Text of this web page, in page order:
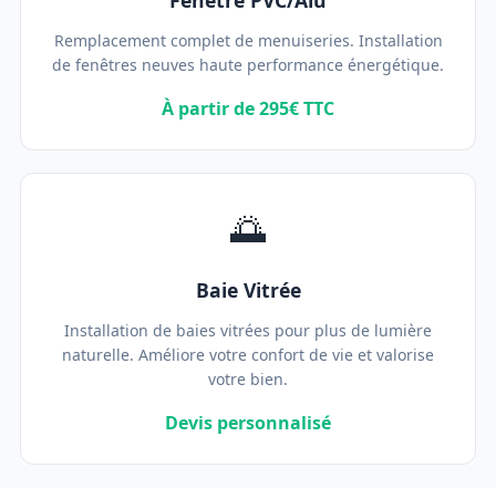
Remplacement complet de menuiseries. Installation
de fenêtres neuves haute performance énergétique.
À partir de 295€ TTC
🌅
Baie Vitrée
Installation de baies vitrées pour plus de lumière
naturelle. Améliore votre confort de vie et valorise
votre bien.
Devis personnalisé